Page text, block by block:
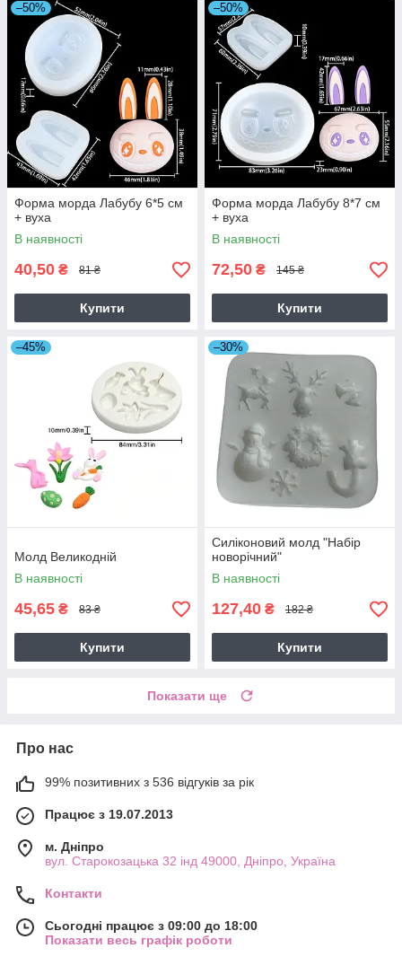
–50%
Форма морда Лабубу 6*5 см
+ вуха
В наявності
40,50 ₴ 81 ₴
Купити
–50%
Форма морда Лабубу 8*7 см
+ вуха
В наявності
72,50 ₴ 145 ₴
Купити
–45%
Молд Великодній
В наявності
45,65 ₴ 83 ₴
Купити
–30%
Силіконовий молд "Набір
новорічний"
В наявності
127,40 ₴ 182 ₴
Купити
Показати ще
Про нас
99% позитивних з 536 відгуків за рік
Працює з 19.07.2013
м. Дніпро
вул. Старокозацька 32 інд 49000, Дніпро, Україна
Контакти
Сьогодні працює з 09:00 до 18:00
Показати весь графік роботи